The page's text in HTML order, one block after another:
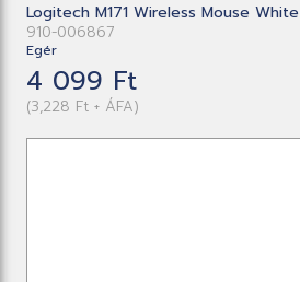
Logitech M171 Wireless Mouse White
910-006867
Egér
4 099 Ft
(3,228 Ft + ÁFA)